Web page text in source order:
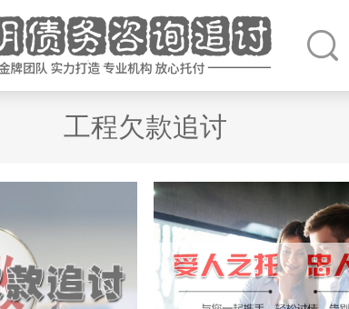
工程欠款追讨